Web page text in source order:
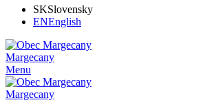
SKSlovensky
ENEnglish
Margecany
Menu
Margecany